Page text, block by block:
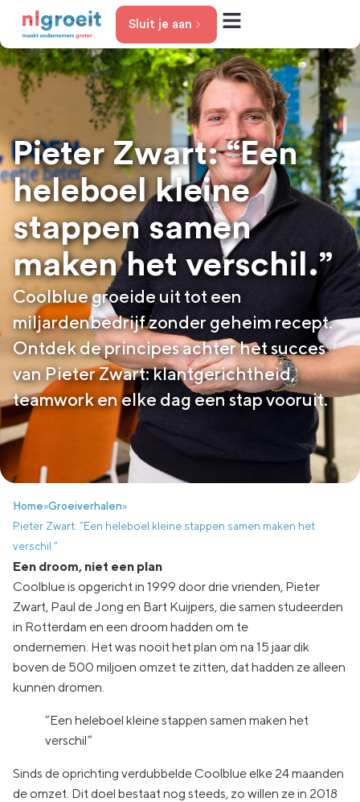
Sluit je aan
Pieter Zwart: “Een
heleboel kleine
stappen samen
maken het verschil.”
Coolblue groeide uit tot een
miljardenbedrijf zonder geheim recept.
Ontdek de principes achter het succes
van Pieter Zwart: klantgerichtheid,
teamwork en elke dag een stap vooruit.
Home»Groeiverhalen»
Pieter Zwart: “Een heleboel kleine stappen samen maken het
verschil.”
Een droom, niet een plan
Coolblue is opgericht in 1999 door drie vrienden, Pieter
Zwart, Paul de Jong en Bart Kuijpers, die samen studeerden
in Rotterdam en een droom hadden om te
ondernemen. Het was nooit het plan om na 15 jaar dik
boven de 500 miljoen omzet te zitten, dat hadden ze alleen
kunnen dromen.
“Een heleboel kleine stappen samen maken het
verschil”
Sinds de oprichting verdubbelde Coolblue elke 24 maanden
de omzet. Dit doel bestaat nog steeds, zo willen ze in 2018